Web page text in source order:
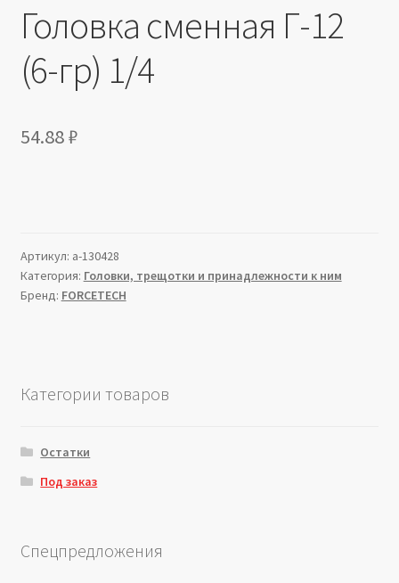
Головка сменная Г-12
(6-гр) 1/4
54.88₽
Артикул: a-130428
Категория: Головки, трещотки и принадлежности к ним
Бренд: FORCETECH
Категории товаров
Остатки
Под заказ
Спецпредложения